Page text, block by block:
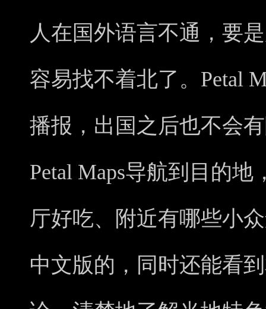
人在国外语言不通，要
容易找不着北了。Petal
播报，出国之后也不会
Petal Maps导航到目的
厅好吃、附近有哪些小
中文版的，同时还能看